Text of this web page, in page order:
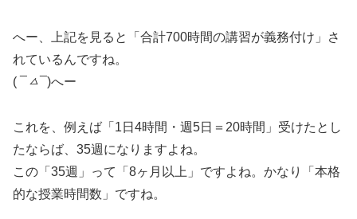
へー、上記を見ると「合計700時間の講習が義務付け」さ
れているんですね。
(
¯ㅿ¯ )へー
これを、例えば「1日4時間・週5日＝20時間」受けたとし
たならば、35週になりますよね。
この「35週」って「8ヶ月以上」ですよね。かなり「本格
的な授業時間数」ですね。